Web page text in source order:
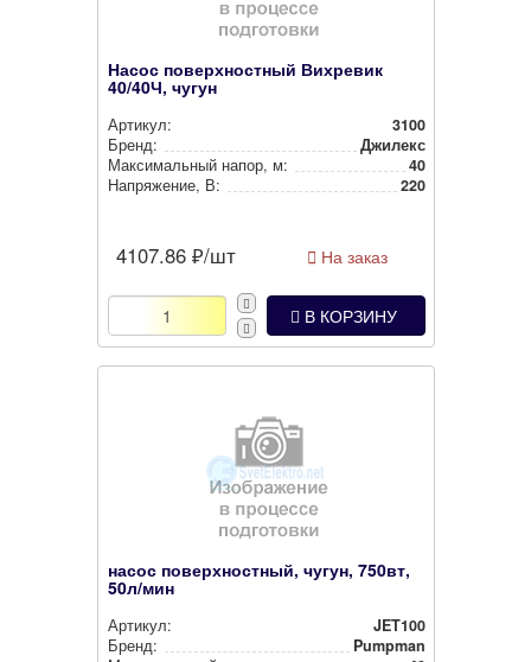
Насос поверхностный Вихревик
40/40Ч, чугун
Артикул:
3100
Бренд:
Джилекс
Мак­си­маль­ный напор, м:
40
Нап­ря­же­ние, В:
220
4107.86 ₽/шт На заказ
В КОРЗИНУ
насос поверхностный, чугун, 750вт,
50л/мин
Артикул:
JET100
Бренд:
Pumpman